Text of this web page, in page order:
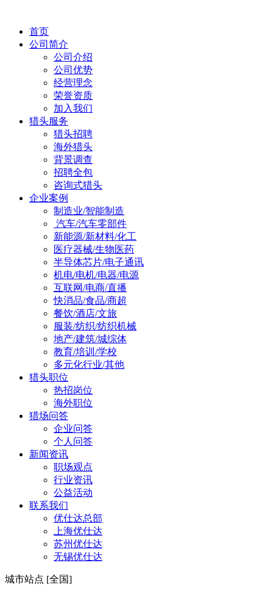
首页
公司简介
公司介绍
公司优势
经营理念
荣誉资质
加入我们
猎头服务
猎头招聘
海外猎头
背景调查
招聘全包
咨询式猎头
企业案例
制造业/智能制造
汽车/汽车零部件
新能源/新材料/化工
医疗器械/生物医药
半导体芯片/电子通讯
机电/电机/电器/电源
互联网/电商/直播
快消品/食品/商超
餐饮/酒店/文旅
服装/纺织/纺织机械
地产/建筑/城综体
教育/培训/学校
多元化行业/其他
猎头职位
热招岗位
海外职位
猎场问答
企业问答
个人问答
新闻资讯
职场观点
行业资讯
公益活动
联系我们
优仕达总部
上海优仕达
苏州优仕达
无锡优仕达
城市站点 [全国]